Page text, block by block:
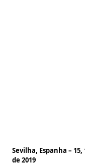
Sevilha, Espanha –
de 2019